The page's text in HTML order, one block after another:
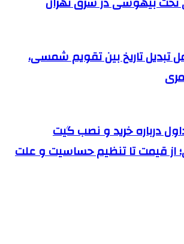
تبدیل تاریخ بین تقویم شمسی،
درباره خرید و نصب گیت
قیمت تا تنظیم حساسیت و علت